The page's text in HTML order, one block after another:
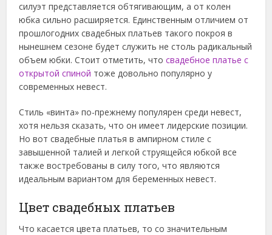
силуэт представляется обтягивающим, а от колен
юбка сильно расширяется. Единственным отличием от
прошлогодних свадебных платьев такого покроя в
нынешнем сезоне будет служить не столь радикальный
объем юбки. Стоит отметить, чтосвадебное платье с
открытой спиной тоже довольно популярно у
современных невест.
Стиль «винта» по-прежнему популярен среди невест,
хотя нельзя сказать, что он имеет лидерские позиции.
Но вот свадебные платья в ампирном стиле с
завышенной талией и легкой струящейся юбкой все
также востребованы в силу того, что являются
идеальным вариантом для беременных невест.
Цвет свадебных платьев
Что касается цвета платьев, то со значительным